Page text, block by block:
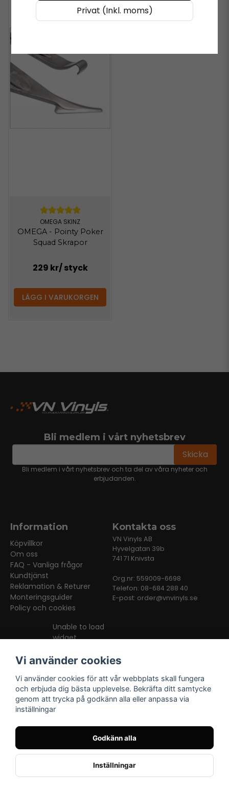
OMEGA SKINZ
OMEGA - Pointy Poker
Squad Skrapor
229 kr/ styck
LÄGG I VARUKORGEN
Privat (Inkl. moms)
Bli medlem i vårt nyhetsbrev
email Skicka
Bli medlem i vårt nyhetsbrev och ta del av våra nyheter och
erbjudanden.
Information
Köpvillkor
Om oss
FAQ - Vanliga frågor
Kundtjänst
Reklamation & Returer
Monteringsguider
Policy och cookies
Kontakta oss
VN Vinyls AB
Hyvelgatan 39b
741 71 Knivsta
Org.nr: 559009-6698
Telefon: 08-684 288 40
E-post: order@vnvinyls.se
Unable to load
widget
Vi använder cookies
Vi använder cookies för att vår webbplats skall fungera
och erbjuda dig bästa upplevelse. Bekräfta ditt samtycke
genom att trycka på godkänn alla eller anpassa via
inställningar
Godkänn alla
Inställningar